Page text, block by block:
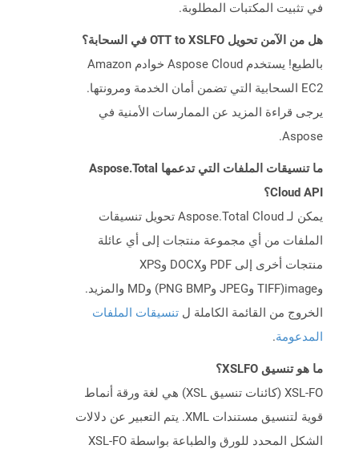
في تثبيت المكتبات المطلوبة.
هل من الآمن تحويل OTT to XSLFO في السحابة؟
بالطبع! يستخدم Aspose Cloud خوادم Amazon
EC2 السحابية التي تضمن أمان الخدمة ومرونتها.
يرجى قراءة المزيد عن الممارسات الأمنية في
Aspose.
ما تنسيقات الملفات التي تدعمها Aspose.Total
Cloud API؟
يمكن لـ Aspose.Total Cloud تحويل تنسيقات
الملفات من أي مجموعة منتجات إلى أي عائلة
منتجات أخرى إلى PDF وDOCX وXPS
وimage(TIFF وJPEG وPNG BMP) وMD والمزيد.
الخروج من القائمة الكاملة ل تنسيقات الملفات
المدعومة.
ما هو تنسيق XSLFO؟
XSL-FO (كائنات تنسيق XSL) هي لغة ورقة أنماط
قوية لتنسيق مستندات XML. يتم التعبير عن دلالات
الشكل المحدد للورق والطباعة بواسطة XSL-FO